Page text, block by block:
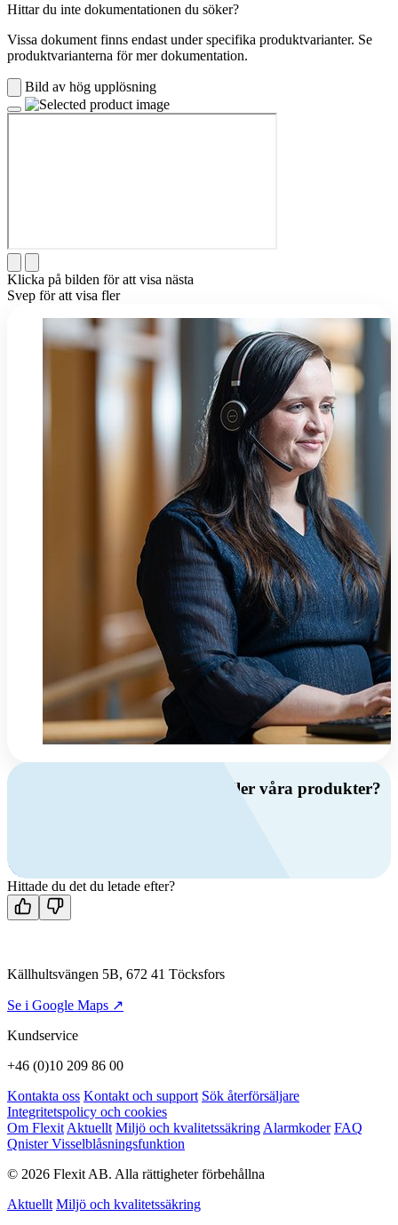
Hittar du inte dokumentationen du söker?
Vissa dokument finns endast under specifika produktvarianter. Se
produktvarianterna för mer dokumentation.
Bild av hög upplösning
Klicka på bilden för att visa nästa
Svep för att visa fler
Har du frågor om ventilation eller våra produkter?
Kontakta oss
Hittade du det du letade efter?
Källhultsvängen 5B, 672 41 Töcksfors
Se i Google Maps ↗
Kundservice
+46 (0)10 209 86 00
Kontakta oss Kontakt och support Sök återförsäljare
Integritetspolicy och cookies
Om Flexit Aktuellt Miljö och kvalitetssäkring Alarmkoder FAQ
Qnister Visselblåsningsfunktion
© 2026 Flexit AB. Alla rättigheter förbehållna
Aktuellt Miljö och kvalitetssäkring